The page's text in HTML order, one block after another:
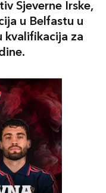
Sjeverne Irske,
u Belfastu u
kvalifikacija za